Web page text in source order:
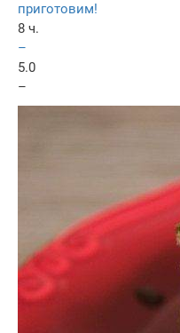
приготовим!
8 ч.
–
5.0
–